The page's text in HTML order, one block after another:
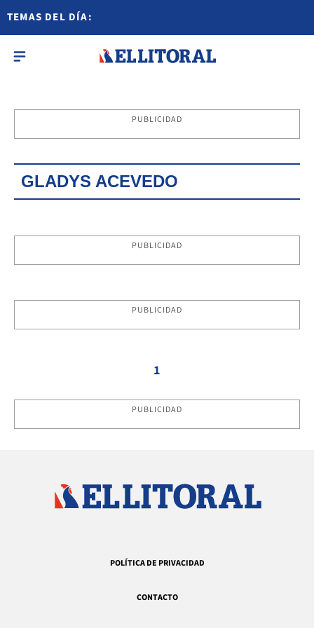
TEMAS DEL DÍA:
PUBLICIDAD
GLADYS ACEVEDO
PUBLICIDAD
PUBLICIDAD
1
PUBLICIDAD
POLÍTICA DE PRIVACIDAD
CONTACTO